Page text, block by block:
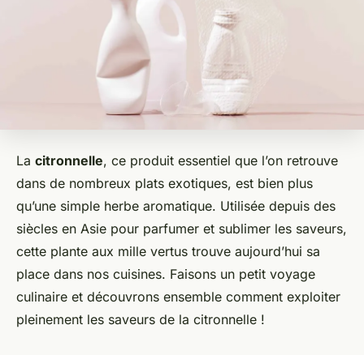
La citronnelle, ce produit essentiel que l’on retrouve
dans de nombreux plats exotiques, est bien plus
qu’une simple herbe aromatique. Utilisée depuis des
siècles en Asie pour parfumer et sublimer les saveurs,
cette plante aux mille vertus trouve aujourd’hui sa
place dans nos cuisines. Faisons un petit voyage
culinaire et découvrons ensemble comment exploiter
pleinement les saveurs de la citronnelle !